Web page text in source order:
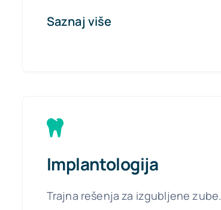
Saznaj više
Implantologija
Trajna rešenja za izgubljene zube.